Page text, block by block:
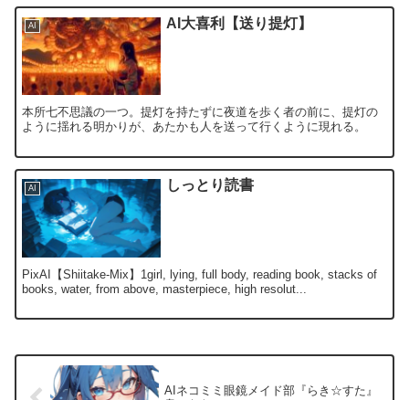
AI AI大喜利【送り提灯】
本所七不思議の一つ。提灯を持たずに夜道を歩く者の前に、提灯の
ように揺れる明かりが、あたかも人を送って行くように現れる。
AI しっとり読書
PixAI【Shiitake-Mix】1girl, lying, full body, reading book, stacks of
books, water, from above, masterpiece, high resolut...
AIネコミミ眼鏡メイド部『らき☆すた』